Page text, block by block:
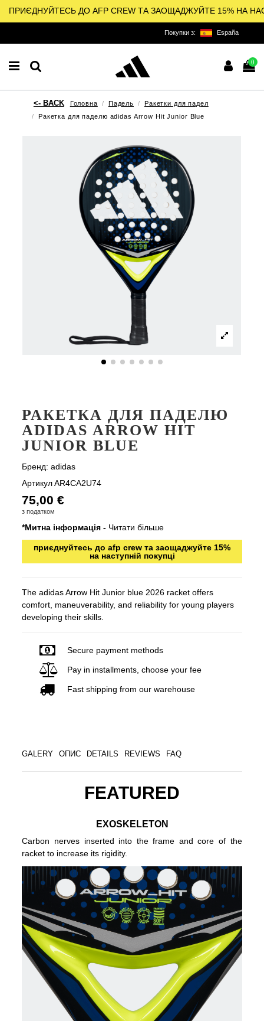
ПРИЄДНУЙТЕСЬ ДО AFP CREW ТА ЗАОЩАДЖУЙТЕ 15% НА
Покупки з: España
0
Головна Падель
Ракетки для падел
Ракетка для паделю adidas Arrow Hit Junior Blue
РАКЕТКА ДЛЯ ПАДЕЛЮ
ADIDAS ARROW HIT
JUNIOR BLUE
Бренд: adidas
Артикул AR4CA2U74
75,00 €
з податком
*Митна інформація - Читати більше
приєднуйтесь до afp crew та заощаджуйте 15%
на наступній покупці
The adidas Arrow Hit Junior blue 2026 racket offers
comfort, maneuverability, and reliability for young players
developing their skills.
Secure payment methods
Pay in installments, choose your fee
Fast shipping from our warehouse
GALERY ОПИС DETAILS REVIEWS FAQ
FEATURED
EXOSKELETON
Carbon nerves inserted into the frame and core of the
racket to increase its rigidity.